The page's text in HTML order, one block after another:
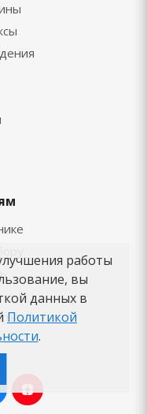
работы
вы
данных в
Политикой
.